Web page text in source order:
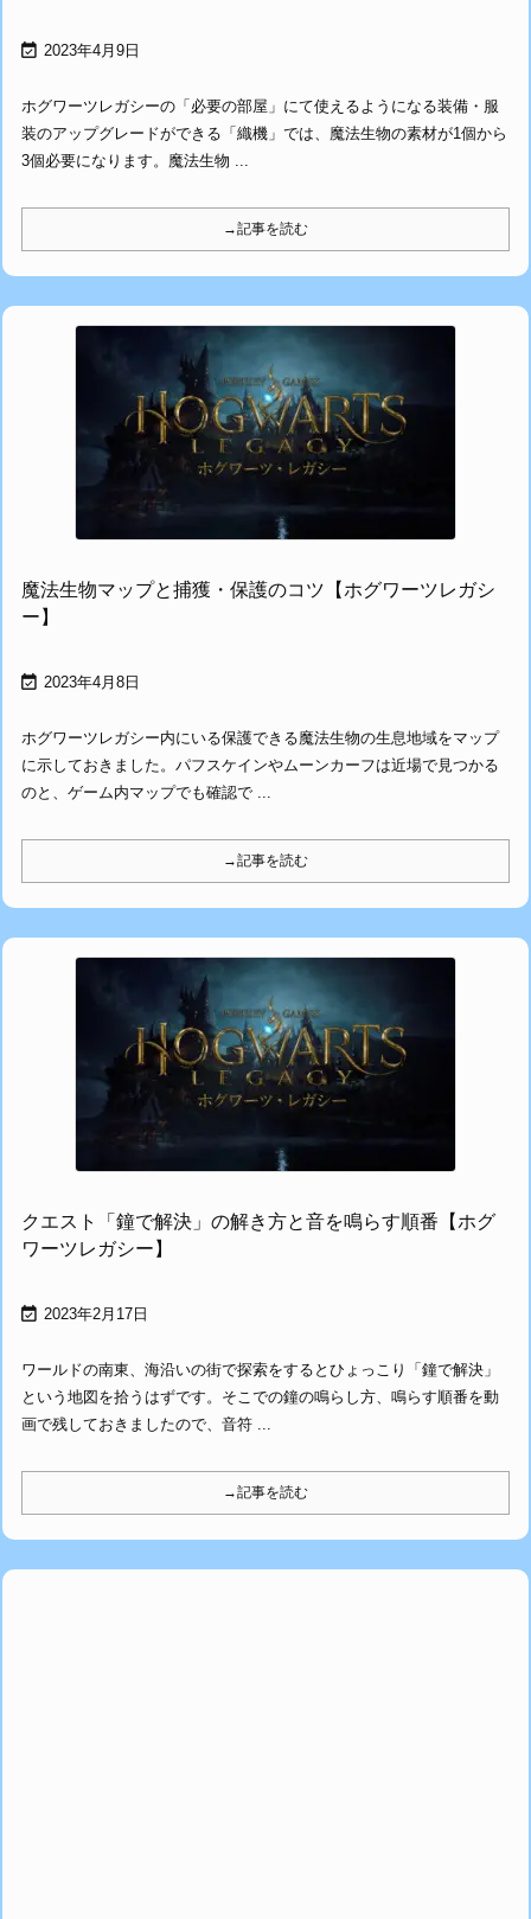
 2023年4月9日
ホグワーツレガシーの「必要の部屋」にて使えるようになる装備・服
装のアップグレードができる「織機」では、魔法生物の素材が1個から
3個必要になります。魔法生物 ...
→記事を読む
魔法生物マップと捕獲・保護のコツ【ホグワーツレガシ
ー】
 2023年4月8日
ホグワーツレガシー内にいる保護できる魔法生物の生息地域をマップ
に示しておきました。パフスケインやムーンカーフは近場で見つかる
のと、ゲーム内マップでも確認で ...
→記事を読む
クエスト「鐘で解決」の解き方と音を鳴らす順番【ホグ
ワーツレガシー】
 2023年2月17日
ワールドの南東、海沿いの街で探索をするとひょっこり「鐘で解決」
という地図を拾うはずです。そこでの鐘の鳴らし方、鳴らす順番を動
画で残しておきましたので、音符 ...
→記事を読む